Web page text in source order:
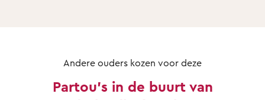
Andere ouders kozen voor deze
Partou's in de buurt van